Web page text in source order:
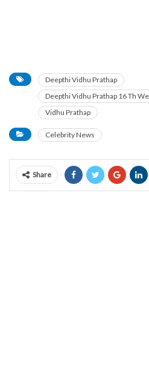
Deepthi Vidhu Prathap
Deepthi Vidhu Prathap 16 Th
Vidhu Prathap
Celebrity News
Share